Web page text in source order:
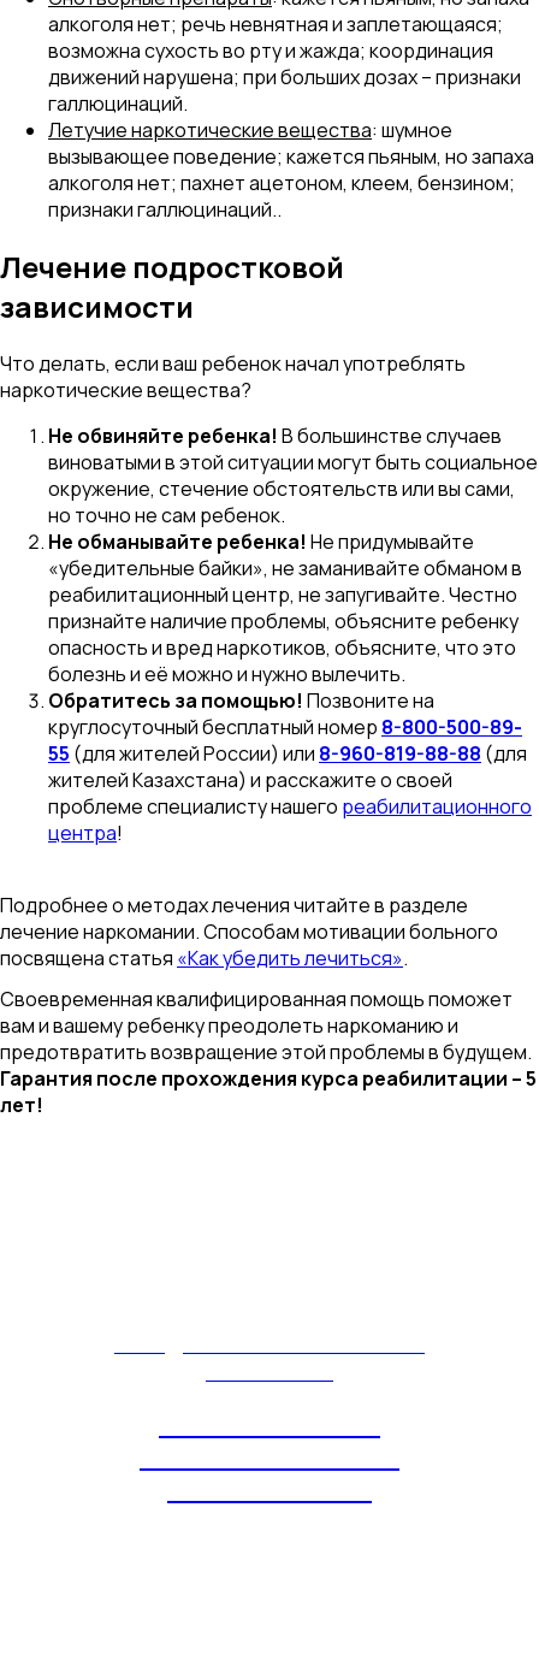
алкоголя нет; речь невнятная и заплетающаяся;
возможна сухость во рту и жажда; координация
движений нарушена; при больших дозах – признаки
галлюцинаций.
Летучие наркотические вещества: шумное
вызывающее поведение; кажется пьяным, но запаха
алкоголя нет; пахнет ацетоном, клеем, бензином;
признаки галлюцинаций..
Лечение подростковой
зависимости
Что делать, если ваш ребенок начал употреблять
наркотические вещества?
Не обвиняйте ребенка! В большинстве случаев
виноватыми в этой ситуации могут быть социальное
окружение, стечение обстоятельств или вы сами,
но точно не сам ребенок.
Не обманывайте ребенка! Не придумывайте
«убедительные байки», не заманивайте обманом в
реабилитационный центр, не запугивайте. Честно
признайте наличие проблемы, объясните ребенку
опасность и вред наркотиков, объясните, что это
болезнь и её можно и нужно вылечить.
Обратитесь за помощью! Позвоните на
круглосуточный бесплатный номер 8-800-500-89-
55 (для жителей России) или 8-960-819-88-88 (для
жителей Казахстана) и расскажите о своей
проблеме специалисту нашего реабилитационного
центра!
Подробнее о методах лечения читайте в разделе
лечение наркомании. Способам мотивации больного
посвящена статья «Как убедить лечиться».
Своевременная квалифицированная помощь поможет
вам и вашему ребенку преодолеть наркоманию и
предотвратить возвращение этой проблемы в будущем.
Гарантия после прохождения курса реабилитации – 5
лет!